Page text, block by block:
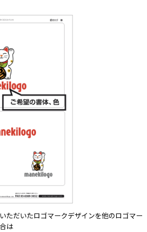
ただいたロゴマークデザインを他のロゴマー
は